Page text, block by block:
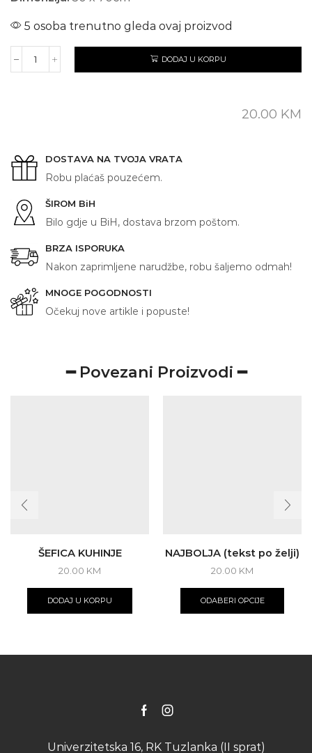
5 osoba trenutno gleda ovaj proizvod
*KRALJ
DODAJ U KORPU
20.00 KM
DOSTAVA NA TVOJA VRATA
Robu plaćaš pouzećem.
ŠIROM BiH
Bilo gdje u BiH, dostava brzom poštom.
BRZA ISPORUKA
Nakon zaprimljene narudžbe, robu šaljemo odmah!
MNOGE POGODNOSTI
Očekuj nove artikle i popuste!
━ Povezani Proizvodi ━
ŠEFICA KUHINJE
20.00 KM
DODAJ U KORPU
NAJBOLJA (tekst po želji)
20.00 KM
ODABERI OPCIJE
FacebookInstagram
Univerzitetska 16, RK Tuzlanka (II sprat)